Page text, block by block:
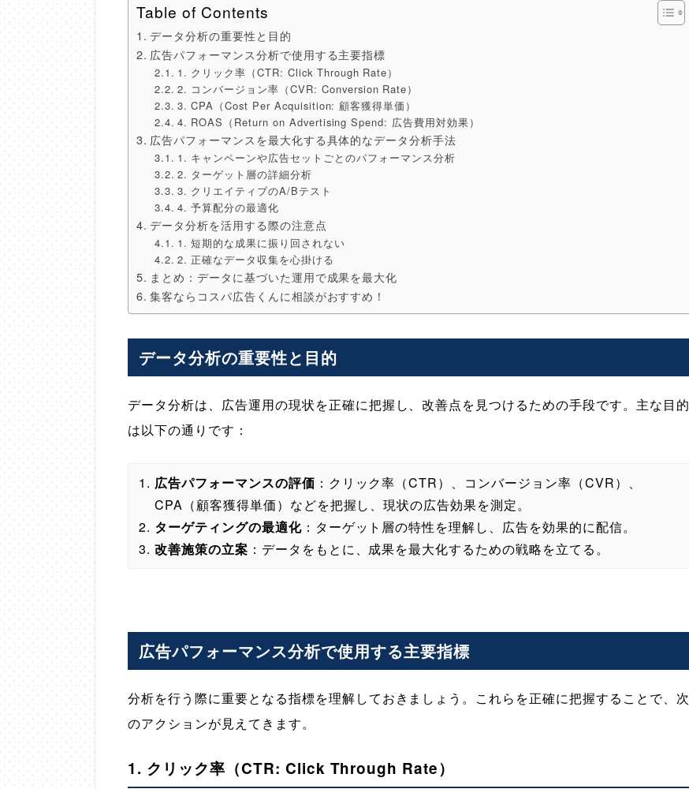
Table of Contents
データ分析の重要性と目的
広告パフォーマンス分析で使用する主要指標
1. クリック率（CTR: Click Through Rate）
2. コンバージョン率（CVR: Conversion Rate）
3. CPA（Cost Per Acquisition: 顧客獲得単価）
4. ROAS（Return on Advertising Spend: 広告費用対効果）
広告パフォーマンスを最大化する具体的なデータ分析手法
1. キャンペーンや広告セットごとのパフォーマンス分析
2. ターゲット層の詳細分析
3. クリエイティブのA/Bテスト
4. 予算配分の最適化
データ分析を活用する際の注意点
1. 短期的な成果に振り回されない
2. 正確なデータ収集を心掛ける
まとめ：データに基づいた運用で成果を最大化
集客ならコスパ広告くんに相談がおすすめ！
データ分析の重要性と目的
データ分析は、広告運用の現状を正確に把握し、改善点を見つけるための手段です。主な目的
は以下の通りです：
広告パフォーマンスの評価 ：クリック率（CTR）、コンバージョン率（CVR）、
CPA（顧客獲得単価）などを把握し、現状の広告効果を測定。
ターゲティングの最適化：ターゲット層の特性を理解し、広告を効果的に配信。
改善施策の立案 ：データをもとに、成果を最大化するための戦略を立てる。
広告パフォーマンス分析で使用する主要指標
分析を行う際に重要となる指標を理解しておきましょう。これらを正確に把握することで、次
のアクションが見えてきます。
1. クリック率（CTR: Click Through Rate）